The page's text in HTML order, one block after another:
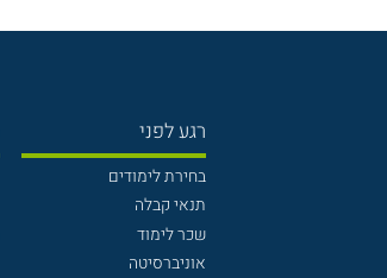
רגע לפני
בחירת לימודים
תנאי קבלה
שכר לימוד
אוניברסיטה